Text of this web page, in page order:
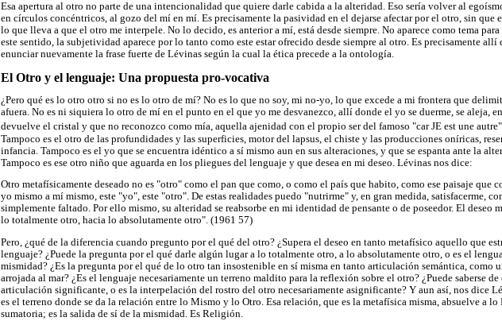
Esa apertura al otro no parte de una intencionalidad que quiere darle cabida a la alteridad. Eso sería volver al
en círculos concéntricos, al gozo del mí en mí. Es precisamente la pasividad en el dejarse afectar por el otro, sin que
lo que lleva a que el otro me interpele. No lo decido, es anterior a mí, está desde siempre. No aparece como tema
este sentido, la subjetividad aparece por lo tanto como este estar ofrecido desde siempre al otro. Es precisamente allí
enunciar nuevamente la frase fuerte de Lévinas según la cual la ética precede a la ontología.
El Otro y el lenguaje: Una propuesta pro-vocativa
¿Pero qué es lo otro otro si no es lo otro de mí? No es lo que no soy, mi no-yo, lo que excede a mi frontera que
afuera. No es ni siquiera lo otro de mí en el punto en el que yo me desvanezco, allí donde el yo se duerme, se aleja,
devuelve el cristal y que no reconozco como mía, aquella ajenidad con el propio ser del famoso "car JE est une autre"
Tampoco es el otro de las profundidades y las superficies, motor del lapsus, el chiste y las producciones oníricas,
infancia. Tampoco es el yo que se encuentra idéntico a sí mismo aun en sus alteraciones, y que se espanta ante la
Tampoco es ese otro niño que aguarda en los pliegues del lenguaje y que desea en mi deseo. Lévinas nos dice:
Otro metafísicamente deseado no es "otro" como el pan que como, o como el país que habito, como ese paisaje que
yo mismo a mí mismo, este "yo", este "otro". De estas realidades puedo "nutrirme" y, en gran medida, satisfacerme,
simplemente faltado. Por ello mismo, su alteridad se reabsorbe en mi identidad de pensante o de poseedor. El deseo
lo totalmente otro, hacia lo absolutamente otro". (1961 57)
Pero, ¿qué de la diferencia cuando pregunto por el qué del otro? ¿Supera el deseo en tanto metafísico aquello que
lenguaje? ¿Puede la pregunta por el qué darle algún lugar a lo totalmente otro, a lo absolutamente otro, o es el
mismidad? ¿Es la pregunta por el qué de lo otro tan insostenible en sí misma en tanto articulación semántica, como
arrojada al mar? ¿Es el lenguaje necesariamente un terreno maldito para la reflexión sobre el otro? ¿Puede saberse
articulación significante, o es la interpelación del rostro del otro necesariamente asignificante? Y aun así, nos dice
es el terreno donde se da la relación entre lo Mismo y lo Otro. Esa relación, que es la metafísica misma, absuelve a
sumatoria; es la salida de sí de la mismidad. Es Religión.